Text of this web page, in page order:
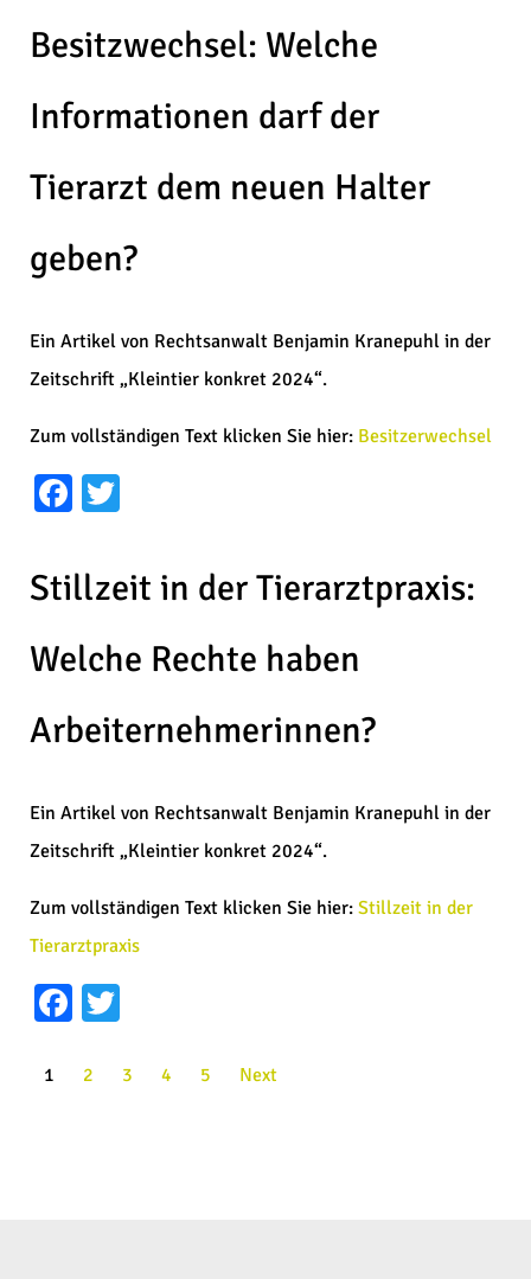
Besitzwechsel: Welche
Informationen darf der
Tierarzt dem neuen Halter
geben?
Ein Artikel von Rechtsanwalt Benjamin Kranepuhl in der
Zeitschrift „Kleintier konkret 2024“.
Zum vollständigen Text klicken Sie hier: Besitzerwechsel
Facebook
Stillzeit in der Tierarztpraxis:
Welche Rechte haben
Arbeiternehmerinnen?
Ein Artikel von Rechtsanwalt Benjamin Kranepuhl in der
Zeitschrift „Kleintier konkret 2024“.
Zum vollständigen Text klicken Sie hier: Stillzeit in der
Tierarztpraxis
Facebook
1 2 3 4 5 Next